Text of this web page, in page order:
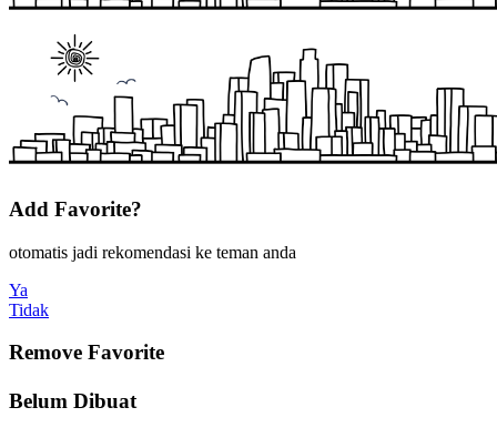
Add Favorite?
otomatis jadi rekomendasi ke teman anda
Ya
Tidak
Remove Favorite
Belum Dibuat